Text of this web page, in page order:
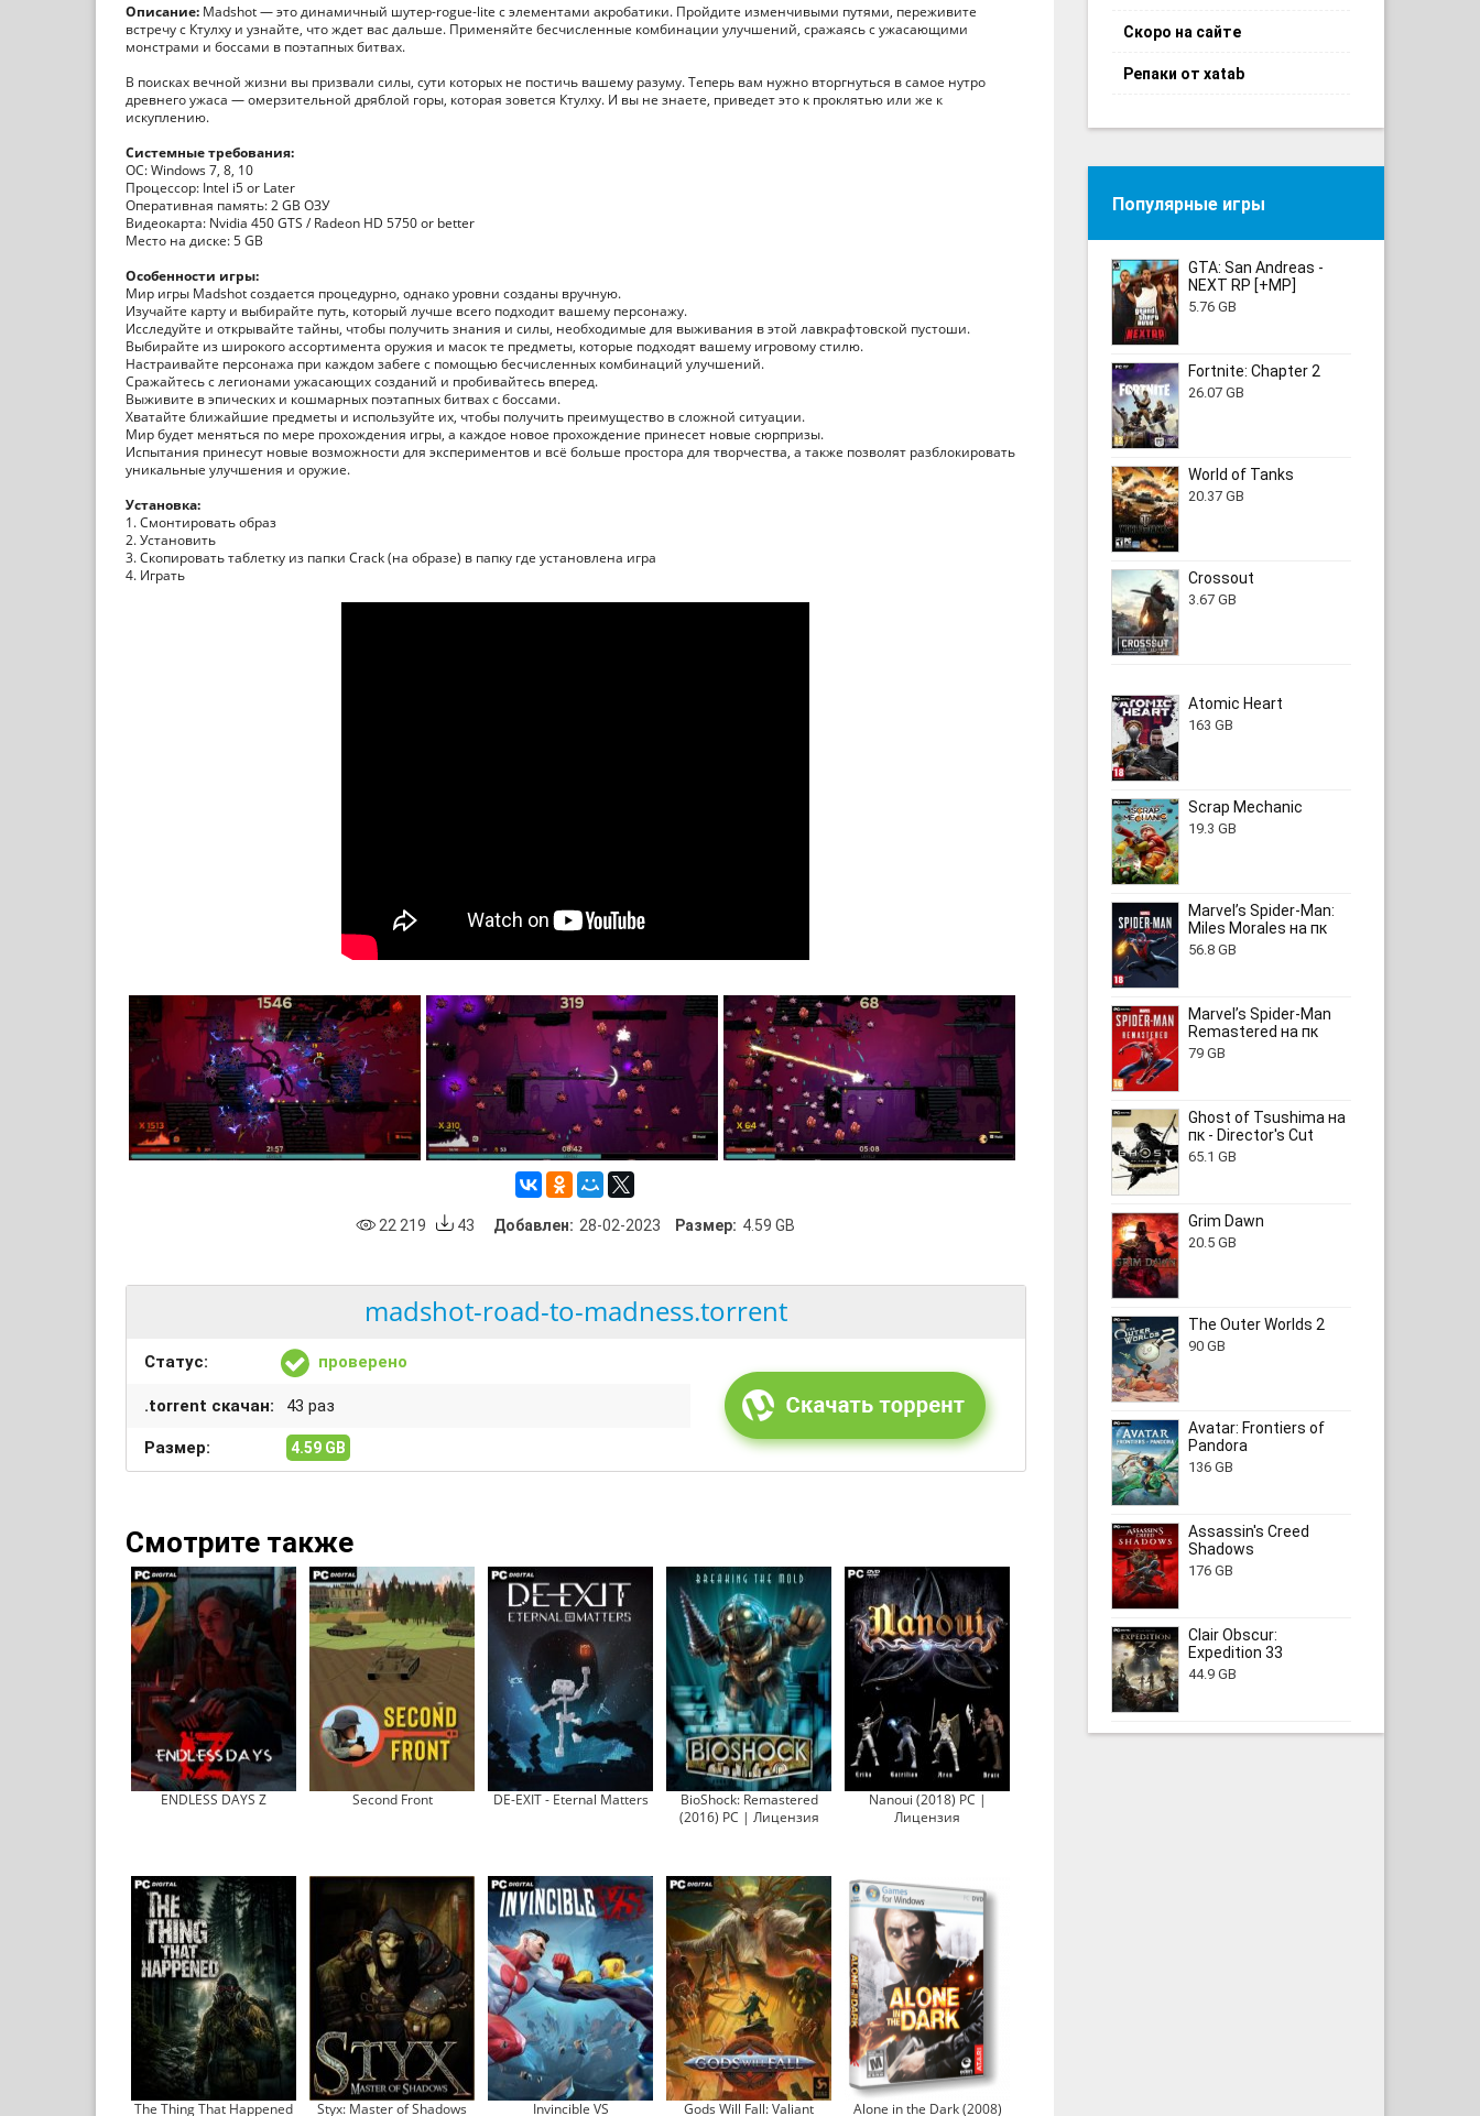
Описание: Madshot — это динамичный шутер-rogue-lite с элементами акробатики. Пройдите изменчивыми путями, переживите
встречу с Ктулху и узнайте, что ждет вас дальше. Применяйте бесчисленные комбинации улучшений, сражаясь с ужасающими
монстрами и боссами в поэтапных битвах.
В поисках вечной жизни вы призвали силы, сути которых не постичь вашему разуму. Теперь вам нужно вторгнуться в самое нутро
древнего ужаса — омерзительной дряблой горы, которая зовется Ктулху. И вы не знаете, приведет это к проклятью или же к
искуплению.
Системные требования:
ОС: Windows 7, 8, 10
Процессор: Intel i5 or Later
Оперативная память: 2 GB ОЗУ
Видеокарта: Nvidia 450 GTS / Radeon HD 5750 or better
Место на диске: 5 GB
Особенности игры:
Мир игры Madshot создается процедурно, однако уровни созданы вручную.
Изучайте карту и выбирайте путь, который лучше всего подходит вашему персонажу.
Исследуйте и открывайте тайны, чтобы получить знания и силы, необходимые для выживания в этой лавкрафтовской пустоши.
Выбирайте из широкого ассортимента оружия и масок те предметы, которые подходят вашему игровому стилю.
Настраивайте персонажа при каждом забеге с помощью бесчисленных комбинаций улучшений.
Сражайтесь с легионами ужасающих созданий и пробивайтесь вперед.
Выживите в эпических и кошмарных поэтапных битвах с боссами.
Хватайте ближайшие предметы и используйте их, чтобы получить преимущество в сложной ситуации.
Мир будет меняться по мере прохождения игры, а каждое новое прохождение принесет новые сюрпризы.
Испытания принесут новые возможности для экспериментов и всё больше простора для творчества, а также позволят разблокировать
уникальные улучшения и оружие.
Установка:
1. Смонтировать образ
2. Установить
3. Скопировать таблетку из папки Crack (на образе) в папку где установлена игра
4. Играть
22 219 43 Добавлен: 28-02-2023 Размер: 4.59 GB
madshot-road-to-madness.torrent
Статус: проверено
.torrent скачан: 43 раз
Размер: 4.59 GB
Смотрите также
ENDLESS DAYS Z Second Front DE-EXIT - Eternal Matters
BioShock: Remastered
(2016) PC | Лицензия
Nanoui (2018) PC |
Лицензия
The Thing That Happened Styx: Master of Shadows Invincible VS Gods Will Fall: Valiant Alone in the Dark (2008)
Скоро на сайте
Репаки от xatab
Популярные игры
GTA: San Andreas -
NEXT RP [+MP]
5.76 GB
Fortnite: Chapter 2
26.07 GB
World of Tanks
20.37 GB
Crossout
3.67 GB
Atomic Heart
163 GB
Scrap Mechanic
19.3 GB
Marvel’s Spider-Man:
Miles Morales на пк
56.8 GB
Marvel’s Spider-Man
Remastered на пк
79 GB
Ghost of Tsushima на
пк - Director's Cut
65.1 GB
Grim Dawn
20.5 GB
The Outer Worlds 2
90 GB
Avatar: Frontiers of
Pandora
136 GB
Assassin's Creed
Shadows
176 GB
Clair Obscur:
Expedition 33
44.9 GB